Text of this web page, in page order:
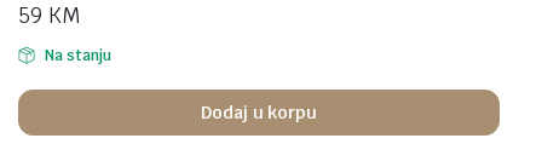
59 KM
Na stanju
Dodaj u korpu